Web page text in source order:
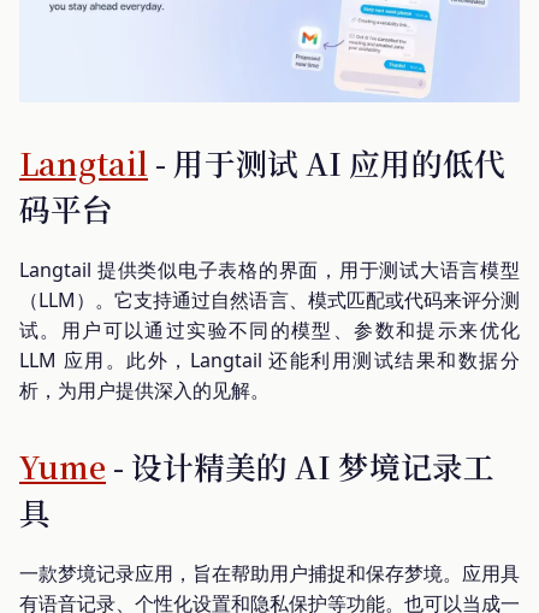
Langtail - 用于测试 AI 应用的低代
码平台
Langtail 提供类似电子表格的界面，用于测试大语言模型
（LLM）。它支持通过自然语言、模式匹配或代码来评分测
试。用户可以通过实验不同的模型、参数和提示来优化
LLM 应用。此外，Langtail 还能利用测试结果和数据分
析，为用户提供深入的见解。
Yume - 设计精美的 AI 梦境记录工
具
一款梦境记录应用，旨在帮助用户捕捉和保存梦境。应用具
有语音记录、个性化设置和隐私保护等功能。也可以当成一